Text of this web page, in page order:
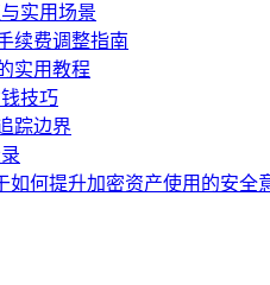
实用场景
续费调整指南
实用教程
技巧
踪边界
何提升加密资产使用的安